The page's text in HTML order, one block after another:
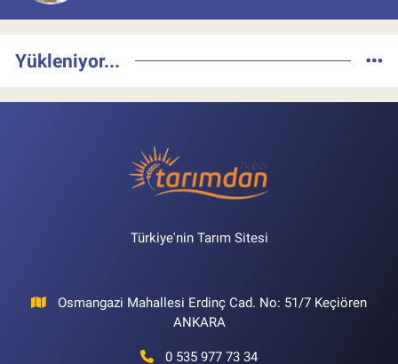
Yükleniyor...
Türkiye'nin Tarım Sitesi
Osmangazi Mahallesi Erdinç Cad. No: 51/7 Keçiören
ANKARA
0 535 977 73 34